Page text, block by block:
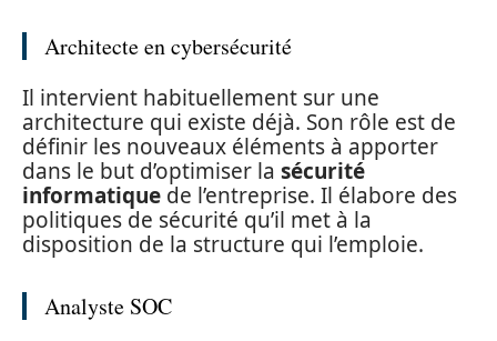
Architecte en cybersécurité
Il intervient habituellement sur une
architecture qui existe déjà. Son rôle est de
définir les nouveaux éléments à apporter
dans le but d’optimiser la sécurité
informatique de l’entreprise. Il élabore des
politiques de sécurité qu’il met à la
disposition de la structure qui l’emploie.
Analyste SOC